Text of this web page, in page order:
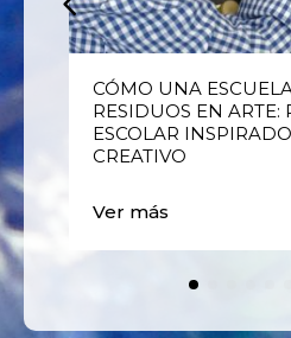
CÓMO UNA
RESIDUOS EN ARTE:
ESCOLAR
CREATIVO
Ver más